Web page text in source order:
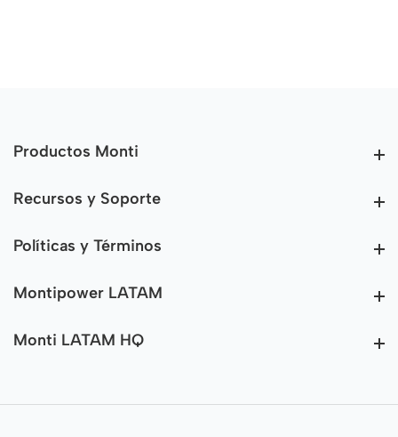
Productos Monti
Recursos y SoporteRecursos y Soporte
Políticas y TérminosPolíticas y Términos
Montipower LATAMMontipower LATAM
Monti LATAM HQ